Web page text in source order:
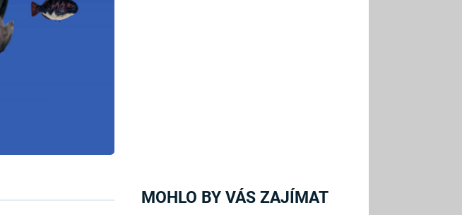
MOHLO BY VÁS ZAJÍMAT